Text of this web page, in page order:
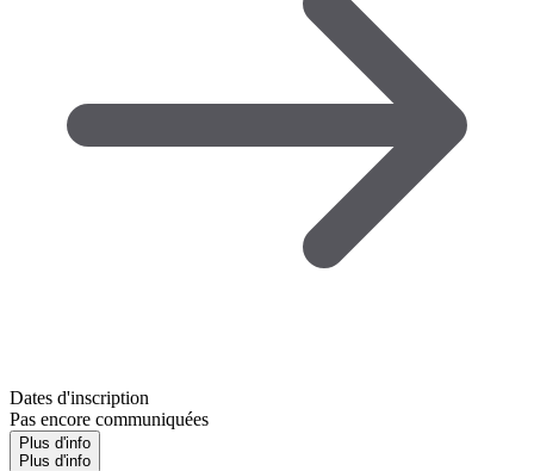
Dates d'inscription
Pas encore communiquées
Plus d'info
Plus d'info